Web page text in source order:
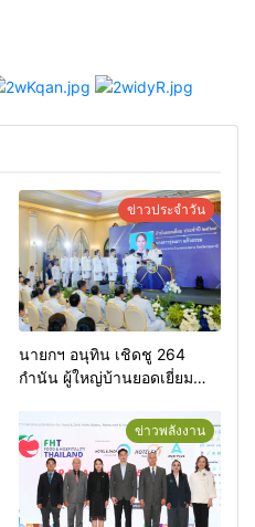
ข่าวประจำวัน
นายกฯ อนุทิน เชิดชู 264
กำนัน ผู้ใหญ่บ้านยอดเยี่ยม
เกียรติยศแห่งการเสียสละ”
ข่าวพลังงาน